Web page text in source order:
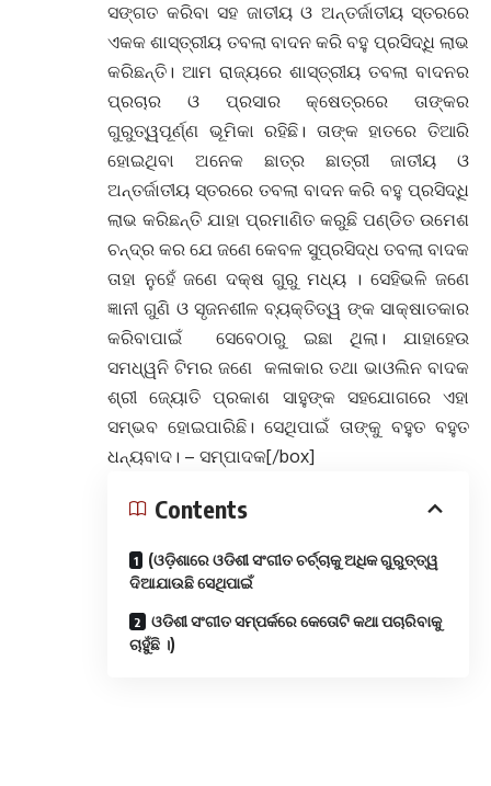
ସଙ୍ଗତ କରିବା ସହ ଜାତୀୟ ଓ ଅନ୍ତର୍ଜାତୀୟ ସ୍ତରରେ
ଏକକ ଶାସ୍ତ୍ରୀୟ ତବଲା ବାଦନ କରି ବହୁ ପ୍ରସିଦ୍ଧି ଲାଭ
କରିଛନ୍ତି। ଆମ ରାଜ୍ୟରେ ଶାସ୍ତ୍ରୀୟ ତବଲା ବାଦନର
ପ୍ରଚାର ଓ ପ୍ରସାର କ୍ଷେତ୍ରରେ ତାଙ୍କର
ଗୁରୁତ୍ୱପୂର୍ଣ୍ଣ ଭୂମିକା ରହିଛି। ତାଙ୍କ ହାତରେ ତିଆରି
ହୋଇଥିବା ଅନେକ ଛାତ୍ର ଛାତ୍ରୀ ଜାତୀୟ ଓ
ଅନ୍ତର୍ଜାତୀୟ ସ୍ତରରେ ତବଲା ବାଦନ କରି ବହୁ ପ୍ରସିଦ୍ଧି
ଲାଭ କରିଛନ୍ତି ଯାହା ପ୍ରମାଣିତ କରୁଛି ପଣ୍ଡିତ ଉମେଶ
ଚନ୍ଦ୍ର କର ଯେ ଜଣେ କେବଳ ସୁପ୍ରସିଦ୍ଧ ତବଲା ବାଦକ
ତାହା ନୁହେଁ ଜଣେ ଦକ୍ଷ ଗୁରୁ ମଧ୍ୟ । ସେହିଭଳି ଜଣେ
ଜ୍ଞାନୀ ଗୁଣି ଓ ସୃଜନଶୀଳ ବ୍ୟକ୍ତିତ୍ୱ ଙ୍କ ସାକ୍ଷାତକାର
କରିବାପାଇଁ ସେବେଠାରୁ ଇଛା ଥିଲା। ଯାହାହେଉ
ସମଧ୍ୱନି ଟିମର ଜଣେ କଳାକାର ତଥା ଭାଓଲିନ ବାଦକ
ଶ୍ରୀ ଜ୍ୟୋତି ପ୍ରକାଶ ସାହୁଙ୍କ ସହଯୋଗରେ ଏହା
ସମ୍ଭବ ହୋଇପାରିଛି। ସେଥିପାଇଁ ତାଙ୍କୁ ବହୁତ ବହୁତ
ଧନ୍ୟବାଦ। – ସମ୍ପାଦକ[/box]
Contents
(ଓଡ଼ିଶାରେ ଓଡିଶୀ ସଂଗୀତ ଚର୍ଚ୍ଚାକୁ ଅଧିକ ଗୁରୁତ୍ତ୍ୱ
ଦିଆଯାଉଛି ସେଥିପାଇଁ
ଓଡିଶୀ ସଂଗୀତ ସମ୍ପର୍କରେ କେତୋଟି କଥା ପଚାରିବାକୁ
ଚାହୁଁଛି ।)